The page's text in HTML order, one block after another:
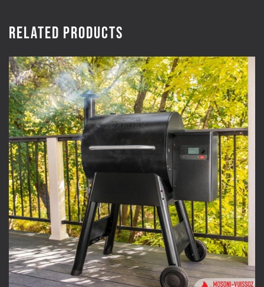
Related products